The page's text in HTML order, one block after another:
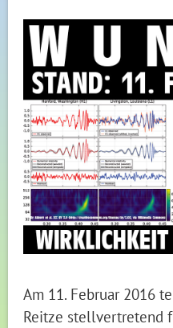
Am 11. Februar 2016
Reitze stellvertretend